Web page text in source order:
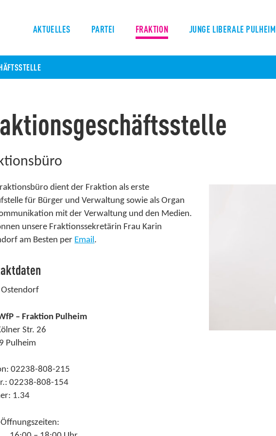
AKTUELLES PARTEI FRAKTION JUNGE LIBERALE PULHEIM
dient der Fraktion als erste
für Bürger und Verwaltung sowie als Organ
mit der Verwaltung und den Medien.
unsere Fraktionssekretärin Frau Karin
am Besten per Email .
Ostendorf
– Fraktion Pulheim
Str. 26
Pulheim
02238-808-215
02238-808-154
1.34